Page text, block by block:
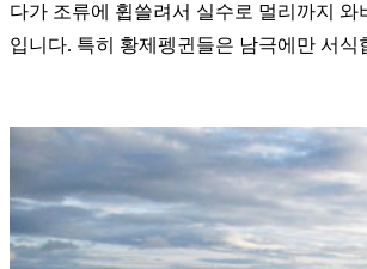
다가 조류에 휩쓸려서 실수로 멀리까지 와
입니다. 특히 황제펭귄들은 남극에만 서식